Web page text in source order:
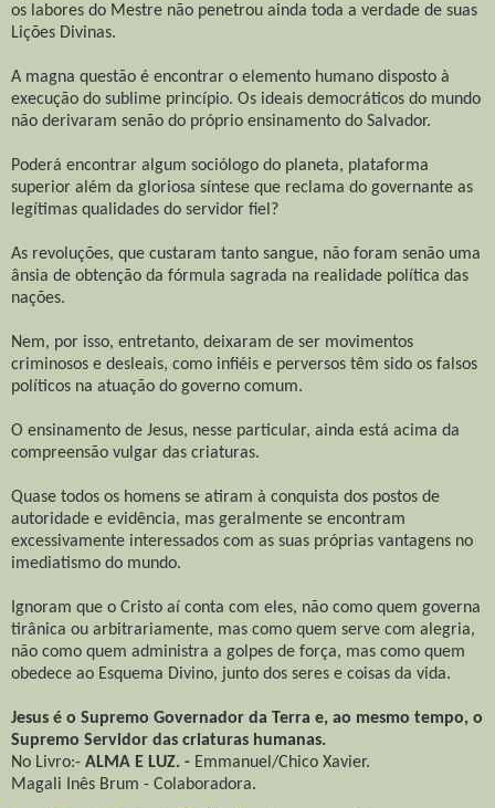
os labores do Mestre não penetrou ainda toda a verdade de suas
Lições Divinas.
A magna questão é encontrar o elemento humano disposto à
execução do sublime princípio. Os ideais democráticos do mundo
não derivaram senão do próprio ensinamento do Salvador.
Poderá encontrar algum sociólogo do planeta, plataforma
superior além da gloriosa síntese que reclama do governante as
legítimas qualidades do servidor fiel?
As revoluções, que custaram tanto sangue, não foram senão uma
ânsia de obtenção da fórmula sagrada na realidade política das
nações.
Nem, por isso, entretanto, deixaram de ser movimentos
criminosos e desleais, como infiéis e perversos têm sido os falsos
políticos na atuação do governo comum.
O ensinamento de Jesus, nesse particular, ainda está acima da
compreensão vulgar das criaturas.
Quase todos os homens se atiram à conquista dos postos de
autoridade e evidência, mas geralmente se encontram
excessivamente interessados com as suas próprias vantagens no
imediatismo do mundo.
Ignoram que o Cristo aí conta com eles, não como quem governa
tirânica ou arbitrariamente, mas como quem serve com alegria,
não como quem administra a golpes de força, mas como quem
obedece ao Esquema Divino, junto dos seres e coisas da vida.
Jesus é o Supremo Governador da Terra e, ao mesmo tempo, o
Supremo Servidor das criaturas humanas.
No Livro:- ALMA E LUZ. - Emmanuel/Chico Xavier.
Magali Inês Brum - Colaboradora.